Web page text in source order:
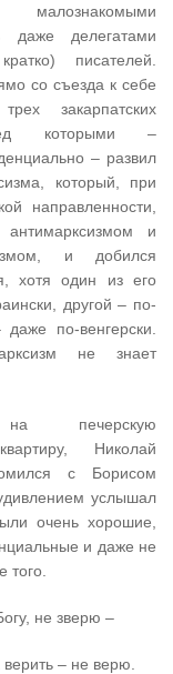
даже делегатами
писателей.
со съезда к себе
закарпатских
которыми –
– развил
который, при
направленности,
и
и добился
хотя один из его
другой – по-
по-венгерски.
не знает
на печерскую
Николай
с Борисом
услышал
очень хорошие,
и даже не
того.
не зверю –
– не верю.